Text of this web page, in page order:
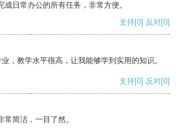
日常办公的所有任务，非常方便。
支持[0] 反对[0]
，教学水平很高，让我能够学到实用的知识。
支持[0] 反对[0]
简洁，一目了然。